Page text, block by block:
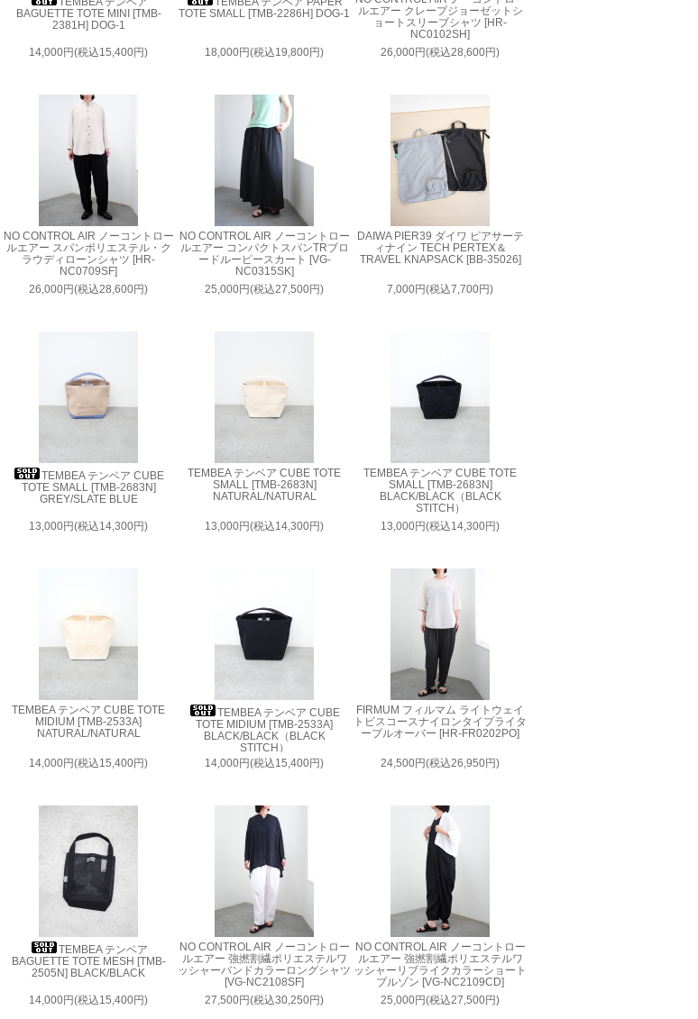
BAGUETTE TOTE MINI [TMB-
2381H] DOG-1
14,000円(税込15,400円)
TOTE SMALL [TMB-2286H] DOG-1
18,000円(税込19,800円)
ルエアー クレープジョーゼットシ
ョートスリーブシャツ [HR-
NC0102SH]
26,000円(税込28,600円)
NO CONTROL AIR ノーコントロー
ルエアー スパンポリエステル・ク
ラウディローンシャツ [HR-
NC0709SF]
26,000円(税込28,600円)
NO CONTROL AIR ノーコントロー
ルエアー コンパクトスパンTRブロ
ードルーピースカート [VG-
NC0315SK]
25,000円(税込27,500円)
DAIWA PIER39 ダイワ ピアサーテ
ィナイン TECH PERTEX＆
TRAVEL KNAPSACK [BB-35026]
7,000円(税込7,700円)
TEMBEA テンベア CUBE
TOTE SMALL [TMB-2683N]
GREY/SLATE BLUE
13,000円(税込14,300円)
TEMBEA テンベア CUBE TOTE
SMALL [TMB-2683N]
NATURAL/NATURAL
13,000円(税込14,300円)
TEMBEA テンベア CUBE TOTE
SMALL [TMB-2683N]
BLACK/BLACK（BLACK
STITCH）
13,000円(税込14,300円)
TEMBEA テンベア CUBE TOTE
MIDIUM [TMB-2533A]
NATURAL/NATURAL
14,000円(税込15,400円)
TEMBEA テンベア CUBE
TOTE MIDIUM [TMB-2533A]
BLACK/BLACK（BLACK
STITCH）
14,000円(税込15,400円)
FIRMUM フィルマム ライトウェイ
トビスコースナイロンタイプライタ
ープルオーバー [HR-FR0202PO]
24,500円(税込26,950円)
TEMBEA テンベア
BAGUETTE TOTE MESH [TMB-
2505N] BLACK/BLACK
14,000円(税込15,400円)
NO CONTROL AIR ノーコントロー
ルエアー 強撚割繊ポリエステルワ
ッシャーバンドカラーロングシャツ
[VG-NC2108SF]
27,500円(税込30,250円)
NO CONTROL AIR ノーコントロー
ルエアー 強撚割繊ポリエステルワ
ッシャーリブライクカラーショート
ブルゾン [VG-NC2109CD]
25,000円(税込27,500円)